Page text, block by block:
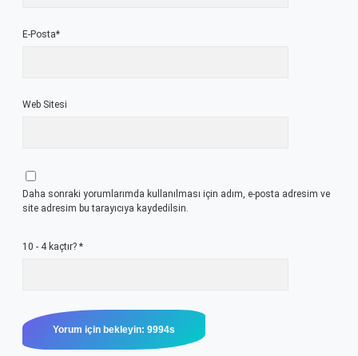
E-Posta*
Web Sitesi
Daha sonraki yorumlarımda kullanılması için adım, e-posta adresim ve
site adresim bu tarayıcıya kaydedilsin.
10 - 4 kaçtır? *